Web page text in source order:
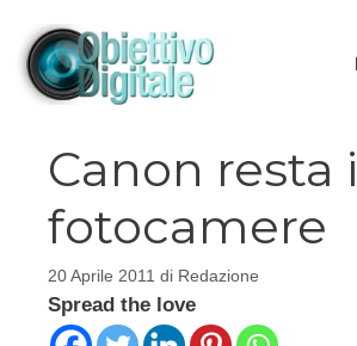
contenuto
Canon
fotocamere
20 Aprile 2011 di Redazione
Spread the love